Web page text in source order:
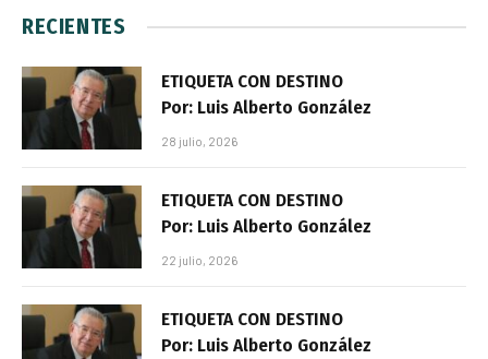
RECIENTES
ETIQUETA CON DESTINO
Por: Luis Alberto González
28 julio, 2026
ETIQUETA CON DESTINO
Por: Luis Alberto González
22 julio, 2026
ETIQUETA CON DESTINO
Por: Luis Alberto González